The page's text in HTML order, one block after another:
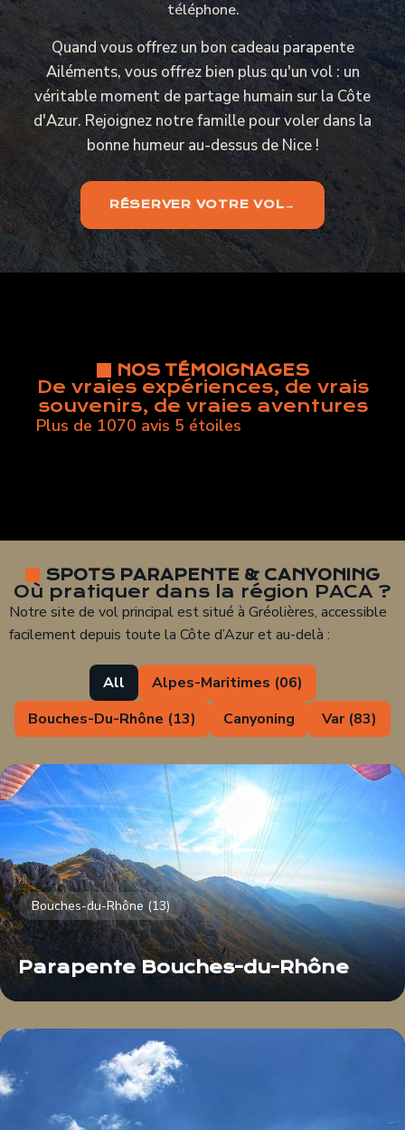
téléphone.
Quand vous offrez un bon cadeau parapente
Ailéments, vous offrez bien plus qu'un vol : un
véritable moment de partage humain sur la Côte
d'Azur. Rejoignez notre famille pour voler dans la
bonne humeur au-dessus de Nice !
RÉSERVER VOTRE VOL
NOS TÉMOIGNAGES
De vraies expériences, de vrais
souvenirs, de vraies aventures
Plus de 1070 avis 5 étoiles
SPOTS PARAPENTE & CANYONING
Où pratiquer dans la région PACA ?
Notre site de vol principal est situé à Gréolières, accessible
facilement depuis toute la Côte d’Azur et au-delà :
All
Alpes-Maritimes (06)
Bouches-Du-Rhône (13)
Canyoning Var (83)
Bouches-du-Rhône (13)
Parapente Bouches-du-Rhône